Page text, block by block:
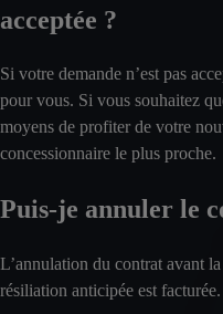
acceptée ?
Si votre demande n’est pas
pour vous. Si vous souhaitez
moyens de profiter de votre
concessionnaire le plus proche.
Puis-je annuler le
L’annulation du contrat avant
résiliation anticipée est facturée.